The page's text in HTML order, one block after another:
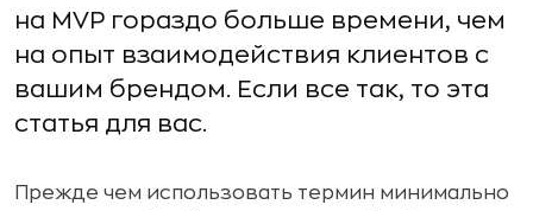
на MVP гораздо больше времени, чем
на опыт взаимодействия клиентов с
вашим брендом. Если все так, то эта
статья для вас.
Прежде чем использовать термин минимально